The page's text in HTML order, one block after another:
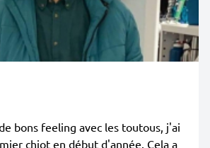
bons feeling avec les toutous, j'ai
chiot en début d'année. Cela a